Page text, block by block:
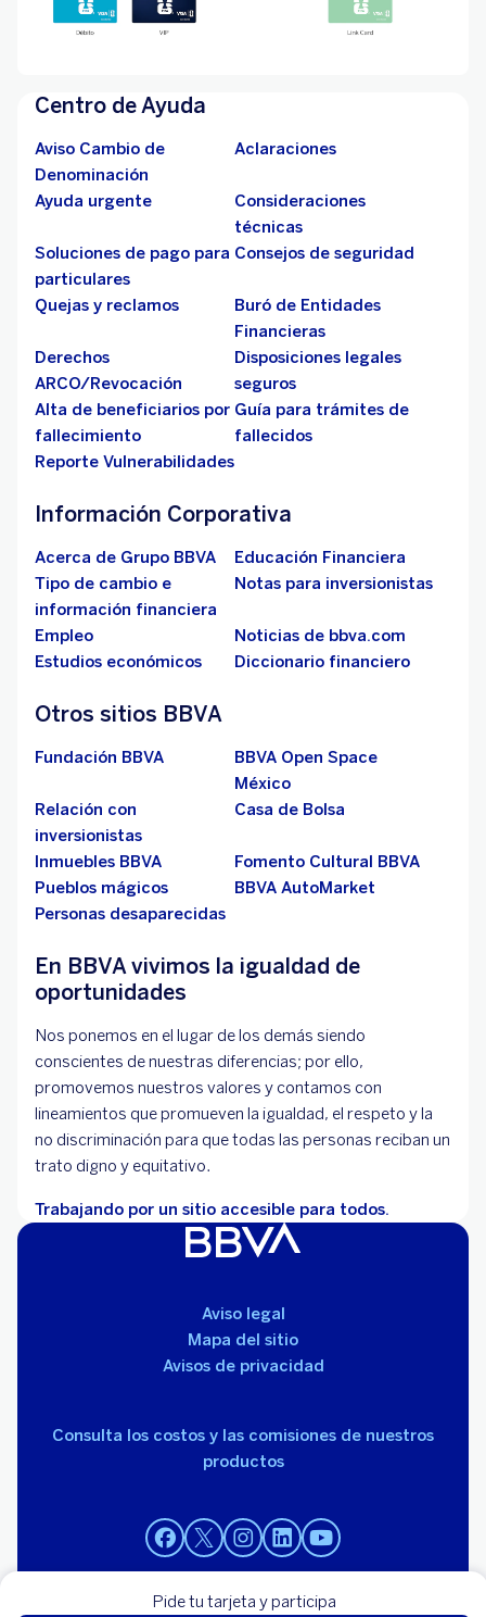
Pide tu tarjeta y participa
Centro de Ayuda
Aviso Cambio de
Denominación
Aclaraciones
Ayuda urgente
Consideraciones
técnicas
Soluciones de pago para
particulares
Consejos de seguridad
Quejas y reclamos
Buró de Entidades
Financieras
Derechos
ARCO/Revocación
Disposiciones legales
seguros
Alta de beneficiarios por
fallecimiento
Guía para trámites de
fallecidos
Reporte Vulnerabilidades
Información Corporativa
Acerca de Grupo BBVA
Educación Financiera
Tipo de cambio e
información financiera
Notas para inversionistas
Empleo
Noticias de bbva.com
Estudios económicos
Diccionario financiero
Otros sitios BBVA
Fundación BBVA
BBVA Open Space
México
Relación con
inversionistas
Casa de Bolsa
Inmuebles BBVA
Fomento Cultural BBVA
Pueblos mágicos
BBVA AutoMarket
Personas desaparecidas
En BBVA vivimos la igualdad de
oportunidades
Nos ponemos en el lugar de los demás siendo
conscientes de nuestras diferencias; por ello,
promovemos nuestros valores y contamos con
lineamientos que promueven la igualdad, el respeto y la
no discriminación para que todas las personas reciban un
trato digno y equitativo.
Trabajando por un sitio accesible para todos.
Aviso legal
Mapa del sitio
Avisos de privacidad
Consulta los costos y las comisiones de nuestros
productos